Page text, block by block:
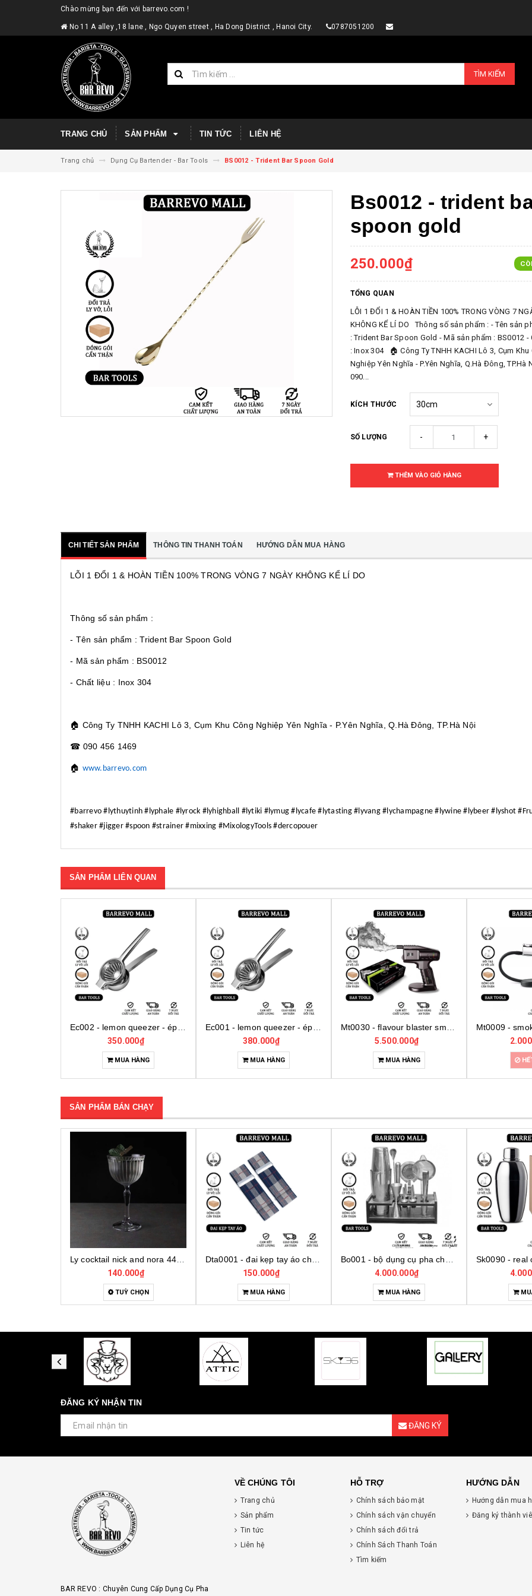
Chào mừng bạn đến với barrevo.com !
No 11 A alley ,18 lane , Ngo Quyen street , Ha Dong District , Hanoi City. 0787051200
TÌM KIẾM
TRANG CHỦ SẢN PHẨM TIN TỨC LIÊN HỆ
Trang chủ Dụng Cụ Bartender - Bar Tools BS0012 - Trident Bar Spoon Gold
Bs0012 - trident
spoon gold
250.000₫
TỔNG QUAN
LỖI 1 ĐỔI 1 & HOÀN TIỀN 100% TRONG VÒNG 7
KHÔNG KỂ LÍ DO Thông số sản phẩm : - Tên sản
: Trident Bar Spoon Gold - Mã sản phẩm : BS0012 -
: Inox 304 🏠 Công Ty TNHH KACHI Lô 3, Cụm Khu
Nghiệp Yên Nghĩa - P.Yên Nghĩa, Q.Hà Đông,
090...
KÍCH THƯỚC
SỐ LƯỢNG - +
THÊM VÀO GIỎ HÀNG
CHI TIẾT SẢN PHẨM THÔNG TIN THANH TOÁN HƯỚNG DẪN MUA HÀNG
LỖI 1 ĐỔI 1 & HOÀN TIỀN 100% TRONG VÒNG 7 NGÀY KHÔNG KỂ LÍ DO
Thông số sản phẩm :
- Tên sản phẩm : Trident Bar Spoon Gold
- Mã sản phẩm : BS0012
- Chất liệu : Inox 304
🏠 Công Ty TNHH KACHI Lô 3, Cụm Khu Công Nghiệp Yên Nghĩa - P.Yên Nghĩa, Q.Hà Đông, TP.Hà Nội
☎ 090 456 1469
🏠 www.barrevo.com
#barrevo #lythuytinh #lyphale #lyrock #lyhighball #lytiki #lymug #lycafe #lytasting #lyvang #lychampagne #lywine #lybeer #lyshot
#shaker #jigger #spoon #strainer #mixxing #MixologyTools #dercopouer
SẢN PHẨM LIÊN QUAN
380.000₫
MUA HÀNG
Mt0030 - flavour blaster smoking gun
5.500.000₫
MUA HÀNG
Mt0009 - smoking gun texomes
2.000.000₫
HẾT HÀNG
Mt0007 -
SẢN PHẨM BÁN CHẠY
Dta0001 - đai kẹp tay áo cho bartender
150.000₫
MUA HÀNG
Bo001 - bộ dụng cụ pha chế tại nhà 7 món cơ bản
4.000.000₫
MUA HÀNG
4.000.000₫
MUA HÀNG
ĐĂNG KÝ NHẬN TIN
ĐĂNG KÝ
BAR REVO : Chuyên Cung Cấp Dụng Cụ Pha
VỀ CHÚNG TÔI
Trang chủ
Sản phẩm
Tin tức
Liên hệ
HỖ TRỢ
Chính sách bảo mật
Chính sách vận chuyển
Chính sách đổi trả
Chính Sách Thanh Toán
Tìm kiếm
HƯỚNG DẪN
Hướng dẫn mua
Đăng ký thành